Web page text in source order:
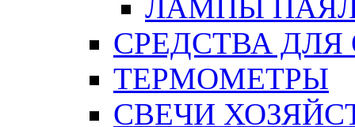
ЛАМПЫ
СРЕДСТВА
ТЕРМОМЕТРЫ
СВЕЧИ